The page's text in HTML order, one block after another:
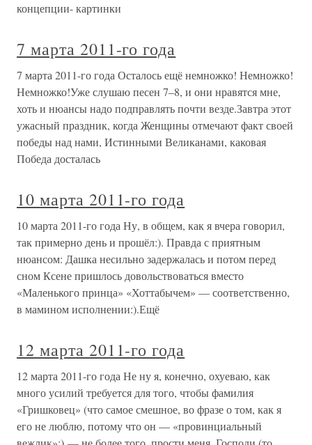
концепции- картинки
7 марта 2011-го года
7 марта 2011-го года Осталось ещё немножко! Немножко!
Немножко!Уже слушаю песен 7–8, и они нравятся мне,
хоть и нюансы надо подправлять почти везде.Завтра этот
ужасный праздник, когда Женщины отмечают факт своей
победы над нами, Истинными Великанами, каковая
Победа досталась
10 марта 2011-го года
10 марта 2011-го года Ну, в общем, как я вчера говорил,
так примерно день и прошёл:). Правда с приятным
нюансом: Дашка несильно задержалась и потом перед
сном Ксене пришлось довольствоваться вместо
«Маленького принца» «Хоттабычем» — соответственно,
в мамином исполнении:).Ещё
12 марта 2011-го года
12 марта 2011-го года Не ну я, конечно, охуеваю, как
много усилий требуется для того, чтобы фамилия
«Гришковец» (что самое смешное, во фразе о том, как я
его не люблю, потому что он — «провинциальный